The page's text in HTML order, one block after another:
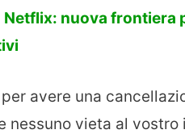
Netflix: nuova frontiera
avere una
nessuno vieta al